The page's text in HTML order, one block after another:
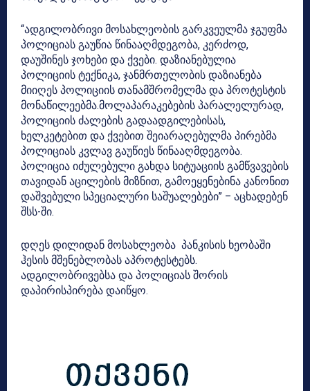
“ადგილობრივი მოსახლეობის გარკვეულმა ჯგუფმა
პოლიციას გაუწია წინააღმდეგობა, კერძოდ,
დაუშინეს ჯოხები და ქვები. დაზიანებულია
პოლიციის ტექნიკა, ჯანმრთელობის დაზიანება
მიიღეს პოლიციის თანამშრომელმა და პროტესტის
მონაწილეებმა.მოლაპარაკებების პარალელურად,
პოლიციის ძალების გადაადგილებისას,
ხელკეტებით და ქვებით შეიარაღებულმა პირებმა
პოლიციას კვლავ გაუწიეს წინააღმდეგობა.
პოლიცია იძულებული გახდა სიტუაციის გამწვავების
თავიდან აცილების მიზნით, გამოეყენებინა კანონით
დაშვებული სპეციალური საშუალებები” – აცხადებენ
შსს-ში.
დღეს დილიდან მოსახლეობა პანკისის ხეობაში
ჰესის მშენებლობას აპროტესტებს.
ადგილობრივებსა და პოლიციას შორის
დაპირისპირება დაიწყო.